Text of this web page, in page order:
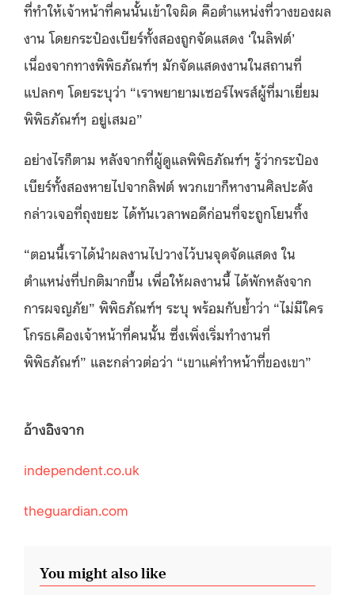
ที่ทำให้เจ้าหน้าที่คนนั้นเข้าใจผิด คือตำแหน่งที่วางของผล
งาน โดยกระป๋องเบียร์ทั้งสองถูกจัดแสดง ‘ในลิฟต์’
เนื่องจากทางพิพิธภัณฑ์ฯ มักจัดแสดงงานในสถานที่
แปลกๆ โดยระบุว่า “เราพยายามเซอร์ไพรส์ผู้ที่มาเยี่ยม
พิพิธภัณฑ์ฯ อยู่เสมอ”
อย่างไรก็ตาม หลังจากที่ผู้ดูแลพิพิธภัณฑ์ฯ รู้ว่ากระป๋อง
เบียร์ทั้งสองหายไปจากลิฟต์ พวกเขาก็หางานศิลปะดัง
กล่าวเจอที่ถุงขยะ ได้ทันเวลาพอดีก่อนที่จะถูกโยนทิ้ง
“ตอนนี้เราได้นำผลงานไปวางไว้บนจุดจัดแสดง ใน
ตำแหน่งที่ปกติมากขึ้น เพื่อให้ผลงานนี้ ได้พักหลังจาก
การผจญภัย” พิพิธภัณฑ์ฯ ระบุ พร้อมกับย้ำว่า “ไม่มีใคร
โกรธเคืองเจ้าหน้าที่คนนั้น ซึ่งเพิ่งเริ่มทำงานที่
พิพิธภัณฑ์” และกล่าวต่อว่า “เขาแค่ทำหน้าที่ของเขา”
อ้างอิงจาก
independent.co.uk
theguardian.com
You might also like